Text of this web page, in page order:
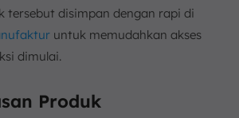
tersebut disimpan dengan rapi di
untuk memudahkan akses
dimulai.
Produk